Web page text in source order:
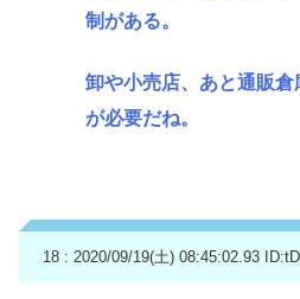
制がある。
卸や小売店、あと通販
が必要だね。
18 : 2020/09/19(土) 08:45:02.93